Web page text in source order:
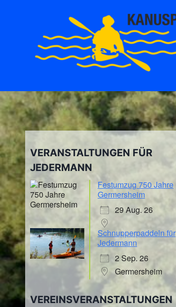
VERANSTALTUNGEN FÜR
JEDERMANN
Festumzug 750 Jahre
Germersheim
29 Aug. 26
Schnupperpaddeln für
Jedermann
2 Sep. 26
Germersheim
VEREINSVERANSTALTUNGEN